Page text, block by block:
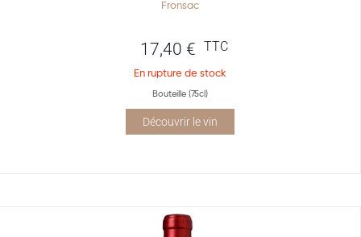
Fronsac
17,40 € TTC
En rupture de stock
Bouteille (75cl)
Découvrir le vin